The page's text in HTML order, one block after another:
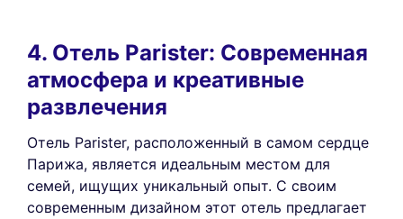
4. Отель Parister: Современная
атмосфера и креативные
развлечения
Отель Parister, расположенный в самом сердце
Парижа, является идеальным местом для
семей, ищущих уникальный опыт. С своим
современным дизайном этот отель предлагает